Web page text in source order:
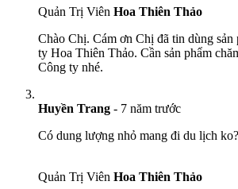
Quản Trị Viên Hoa Thiên Thảo
Chào Chị. Cám ơn Chị đã tin dùng sản
ty Hoa Thiên Thảo. Cần sản phẩm
Công ty nhé.
Huyền Trang - 7 năm trước
Có dung lượng nhỏ mang đi du lịch ko?
Quản Trị Viên Hoa Thiên Thảo